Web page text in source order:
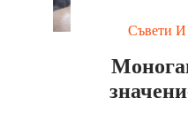
Съвети И